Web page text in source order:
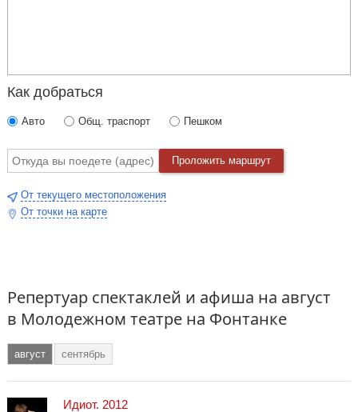
Как добраться
Авто Общ. траспорт Пешком
Проложить маршрут
От текущего местоположения
От точки на карте
Репертуар спектаклей и афиша на август
в Молодежном театре на Фонтанке
август сентябрь
Идиот. 2012